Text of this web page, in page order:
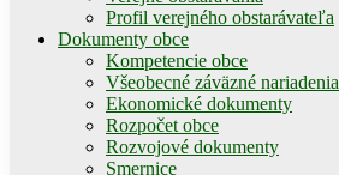
Profil verejného obstarávateľa
Dokumenty obce
Kompetencie obce
Všeobecné záväzné nariadenia
Ekonomické dokumenty
Rozpočet obce
Rozvojové dokumenty
Smernice